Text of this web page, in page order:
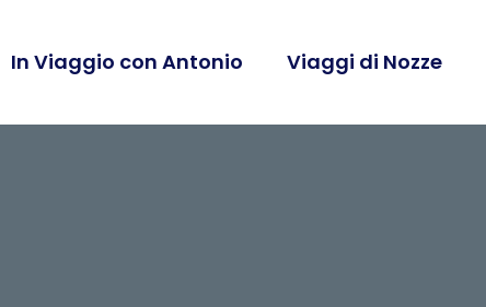
In Viaggio con Antonio Viaggi di Nozze